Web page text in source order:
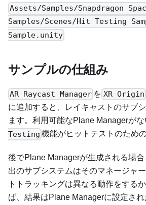
Assets/Samples/Snapdragon
Samples/Scenes/Hit Testing
Sample.unity
サンプルの仕組み
AR Raycast Manager を XR Origin
に追加すると、レイキャストのサブ
ます。利用可能なPlane Managerがな
Testing 機能がヒットテストのため
後でPlane Managerが生成される場
出のサブシステムはそのマネージャ
トトラッキングは異なる動作をする
ば、結果はPlane Managerに設定さ